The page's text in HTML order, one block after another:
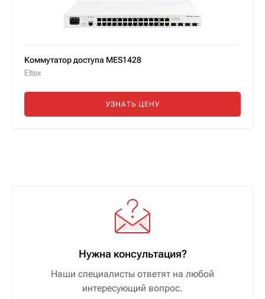
Коммутатор доступа MES1428
Eltex
УЗНАТЬ ЦЕНУ
Нужна консультация?
Наши специалисты ответят на любой
интересующий вопрос.